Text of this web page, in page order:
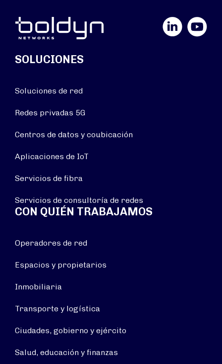
YouTube
SOLUCIONES
Soluciones de red
Redes privadas 5G
Centros de datos y coubicación
Aplicaciones de IoT
Servicios de fibra
Servicios de consultoría de redes
CON QUIÉN TRABAJAMOS
Operadores de red
Espacios y propietarios
Inmobiliaria
Transporte y logística
Ciudades, gobierno y ejército
Salud, educación y finanzas